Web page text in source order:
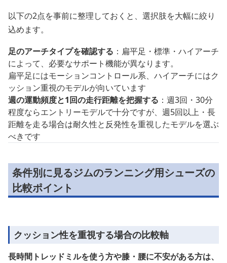
以下の2点を事前に整理しておくと、選択肢を大幅に絞り
込めます。
足のアーチタイプを確認する ：扁平足・標準・ハイアーチ
によって、必要なサポート機能が異なります。
扁平足にはモーションコントロール系、ハイアーチにはク
ッション重視のモデルが向いています
週の運動頻度と1回の走行距離を把握する ：週3回・30分
程度ならエントリーモデルで十分ですが、週5回以上・長
距離を走る場合は耐久性と反発性を重視したモデルを選ぶ
べきです
条件別に見るジムのランニング用シューズの
比較ポイント
クッション性を重視する場合の比較軸
長時間トレッドミルを使う方や膝・腰に不安がある方は、